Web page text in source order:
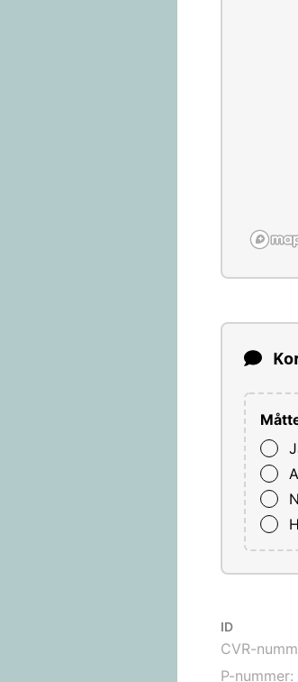
ID
CVR-
P-nummer: